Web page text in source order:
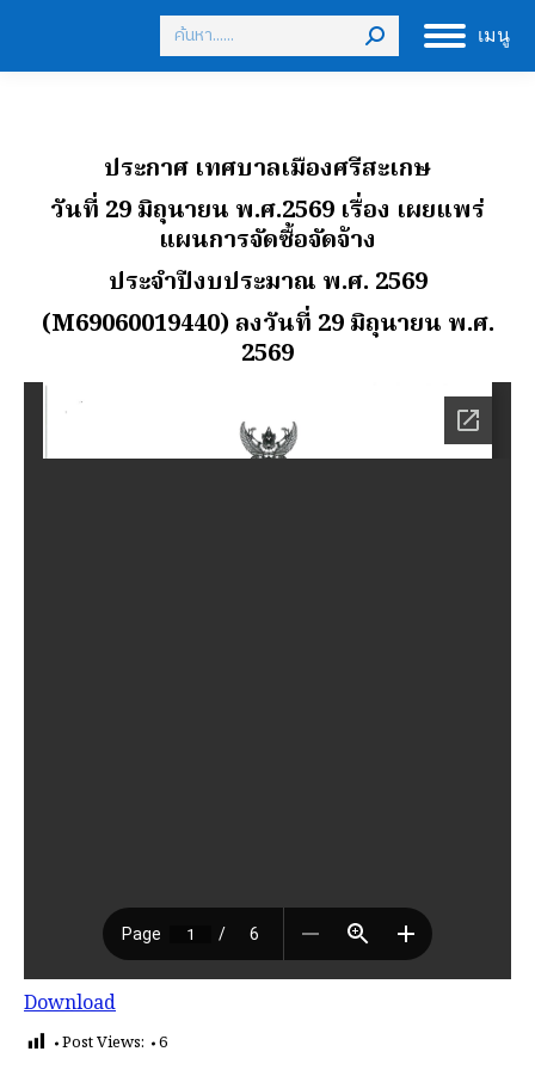
เมนู
Search:
ประกาศ เทศบาลเมืองศรีสะเกษ
วันที่ 29 มิถุนายน พ.ศ.2569 เรื่อง เผยแพร่
แผนการจัดซื้อจัดจ้าง
ประจําปีงบประมาณ พ.ศ. 2569
(M69060019440) ลงวันที่ 29 มิถุนายน พ.ศ.
2569
Download
Post Views: 6